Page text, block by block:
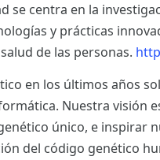
se centra en la
y prácticas
de las personas.
en los últimos años
Nuestra visión
único, e inspirar
del código genético